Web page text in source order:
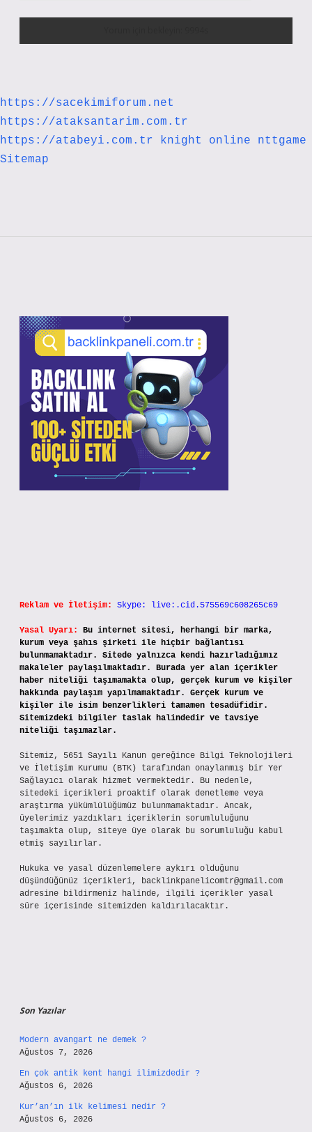
https://sacekimiforum.net
https://ataksantarim.com.tr
https://atabeyi.com.tr
knight online
nttgame
Sitemap
Reklam ve İletişim: Skype: live:.cid.575569c608265c69
Yasal Uyarı:
Bu internet sitesi, herhangi bir marka,
kurum veya şahıs şirketi ile hiçbir bağlantısı
bulunmamaktadır. Sitede yalnızca kendi hazırladığımız
makaleler paylaşılmaktadır. Burada yer alan içerikler
haber niteliği taşımamakta olup, gerçek kurum ve kişiler
hakkında paylaşım yapılmamaktadır. Gerçek kurum ve
kişiler ile isim benzerlikleri tamamen tesadüfidir.
Sitemizdeki bilgiler taslak halindedir ve tavsiye
niteliği taşımazlar.
Sitemiz, 5651 Sayılı Kanun gereğince Bilgi Teknolojileri
ve İletişim Kurumu (BTK) tarafından onaylanmış bir Yer
Sağlayıcı olarak hizmet vermektedir. Bu nedenle,
sitedeki içerikleri proaktif olarak denetleme veya
araştırma yükümlülüğümüz bulunmamaktadır. Ancak,
üyelerimiz yazdıkları içeriklerin sorumluluğunu
taşımakta olup, siteye üye olarak bu sorumluluğu kabul
etmiş sayılırlar.
Hukuka ve yasal düzenlemelere aykırı olduğunu
düşündüğünüz içerikleri, backlinkpanelicomtr@gmail.com
adresine bildirmeniz halinde, ilgili içerikler yasal
süre içerisinde sitemizden kaldırılacaktır.
Son Yazılar
Modern avangart ne demek ?
Ağustos 7, 2026
En çok antik kent hangi ilimizdedir ?
Ağustos 6, 2026
Kur’an’ın ilk kelimesi nedir ?
Ağustos 6, 2026